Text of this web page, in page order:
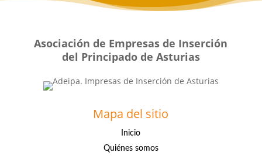
Asociación de Empresas de Inserción
del Principado de Asturias
Mapa del sitio
Inicio
Quiénes somos